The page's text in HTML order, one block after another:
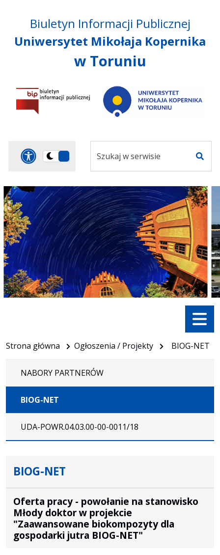
Przejdź do
głównego menu
Przejdź do treści
Przejdź do mapy
serwisu
Biuletyn Informacji Publicznej
Uniwersytet Mikołaja Kopernika
w Toruniu
Panel dostosowania
Przełącz
ciemną
serwisie
Menu
Strona główna Ogłoszenia / Projekty BIOG-NET
NABORY PARTNERÓW
BIOG-NET
UDA-POWR.04.03.00-00-0011/18
BIOG-NET
Oferta pracy - powołanie na stanowisko
Młody doktor w projekcie
"Zaawansowane biokompozyty dla
gospodarki jutra BIOG-NET"